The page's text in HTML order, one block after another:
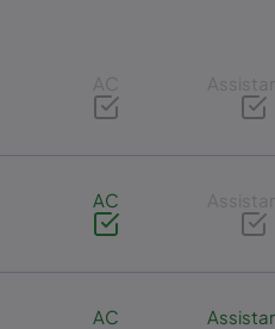
AC
AC
AC